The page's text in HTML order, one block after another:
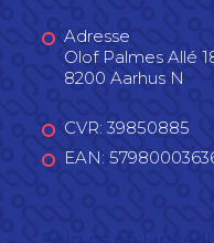
Adresse
Olof Palmes Allé
8200 Aarhus N
CVR: 39850885
EAN: